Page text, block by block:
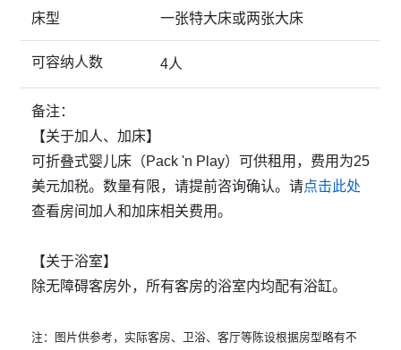
床型 一张特大床或两张大床
可容纳人数 4人
备注：
【关于加人、加床】
可折叠式婴儿床（Pack 'n Play）可供租用，费用为25
美元加税。数量有限，请提前咨询确认。请点击此处
查看房间加人和加床相关费用。
【关于浴室】
除无障碍客房外，所有客房的浴室内均配有浴缸。
注：图片供参考，实际客房、卫浴、客厅等陈设根据房型略有不